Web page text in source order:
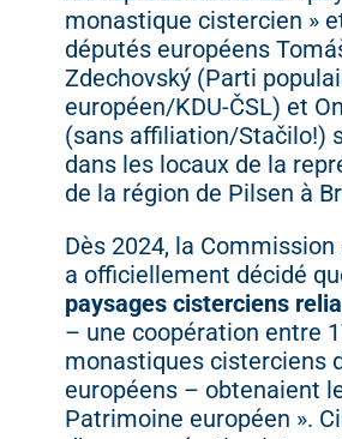
monastique cistercien »
députés européens
Zdechovský (Parti
européen/KDU-ČSL) et
(sans affiliation/Stačilo!)
dans les locaux de la
de la région de Pilsen à
Dès 2024, la
a officiellement décidé
paysages cisterciens
– une coopération entre
monastiques cisterciens
européens – obtenaient
Patrimoine européen ».